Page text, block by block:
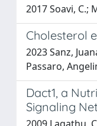
2017 Soavi, C.;
Cholesterol
2023 Sanz,
Passaro,
Dact1, a
Signaling